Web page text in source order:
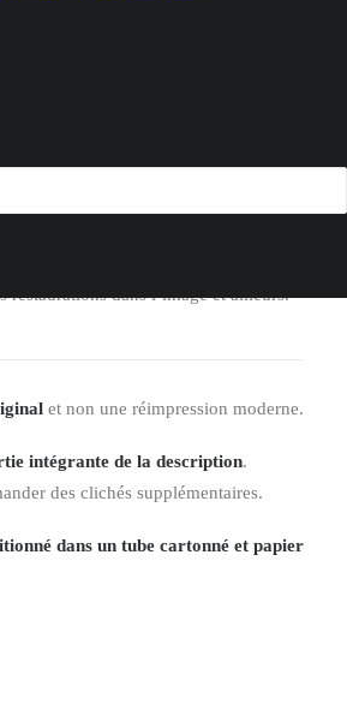
belle, les marges comportent des
hors de l’image peuvent exister
l’aspect général de l’affiche, les
ou altérer légèrement l’image
de l’affiche, l’affiche peut
restaurations dans l’image et ailleurs.
et non une réimpression moderne.
intégrante de la description.
des clichés supplémentaires.
dans un tube cartonné et papier